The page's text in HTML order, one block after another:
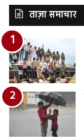
ताज़ा समाचार